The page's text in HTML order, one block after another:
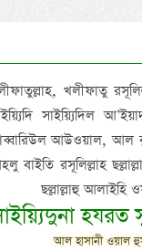
খলীফাতু
সাইয়্যিদিল
আউওয়াল, আল
বাইতি রসূলিল্লাহ
ছল্লাল্লাহু আলাইহি
হযরত
আল হাসানী ওয়াল